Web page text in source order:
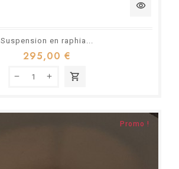
visibility
Suspension en raphia...
295,00 €
shopping_cart
Promo !